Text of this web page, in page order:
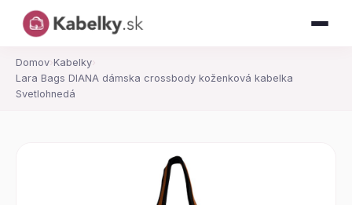
Domov› Kabelky›
Lara Bags DIANA dámska crossbody koženková kabelka
Svetlohnedá